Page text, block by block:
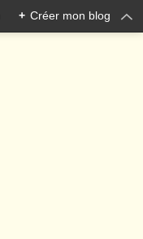
+ Créer mon blog